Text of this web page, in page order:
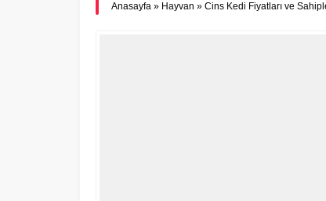
Anasayfa » Hayvan » Cins Kedi Fiyatları ve